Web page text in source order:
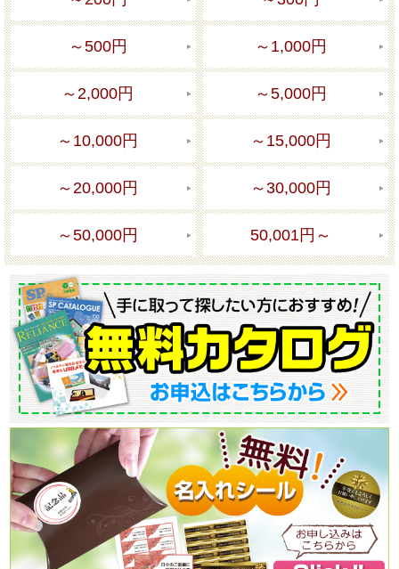
～500円 ～1,000円
～2,000円 ～5,000円
～10,000円 ～15,000円
～20,000円 ～30,000円
～50,000円 50,001円～